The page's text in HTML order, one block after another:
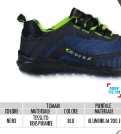
TOMAIA PUNTALE
COLORE MATERIALE COLORE MATERIALE
NERO
TESSUTO
TRASPIRANTE
BLU ALUMINIUM 200 J